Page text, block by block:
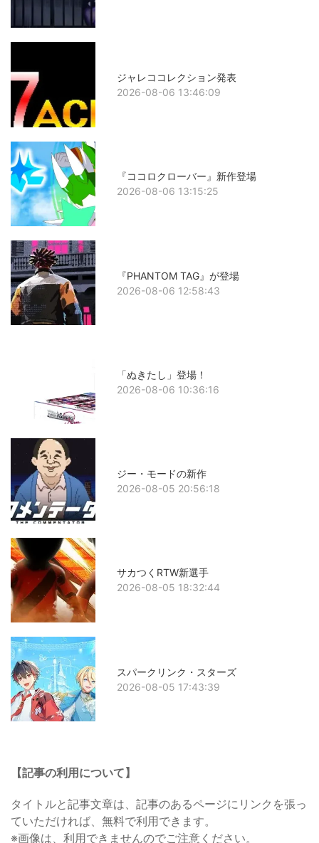
ジャレココレクション発表
2026-08-06 13:46:09
『ココロクローバー』新作登場
2026-08-06 13:15:25
『PHANTOM TAG』が登場
2026-08-06 12:58:43
「ぬきたし」登場！
2026-08-06 10:36:16
ジー・モードの新作
2026-08-05 20:56:18
サカつくRTW新選手
2026-08-05 18:32:44
スパークリンク・スターズ
2026-08-05 17:43:39
【記事の利用について】
タイトルと記事文章は、記事のあるページにリンクを張っ
ていただければ、無料で利用できます。
※画像は、利用できませんのでご注意ください。